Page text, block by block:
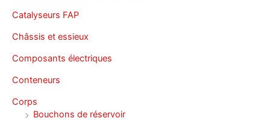
Catalyseurs FAP
Châssis et essieux
Composants électriques
Conteneurs
Corps
Bouchons de réservoir